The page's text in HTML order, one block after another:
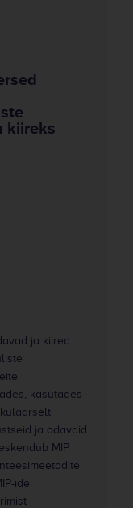
kiireks
ja kiired
kasutades
ja odavaid
MIP
ide